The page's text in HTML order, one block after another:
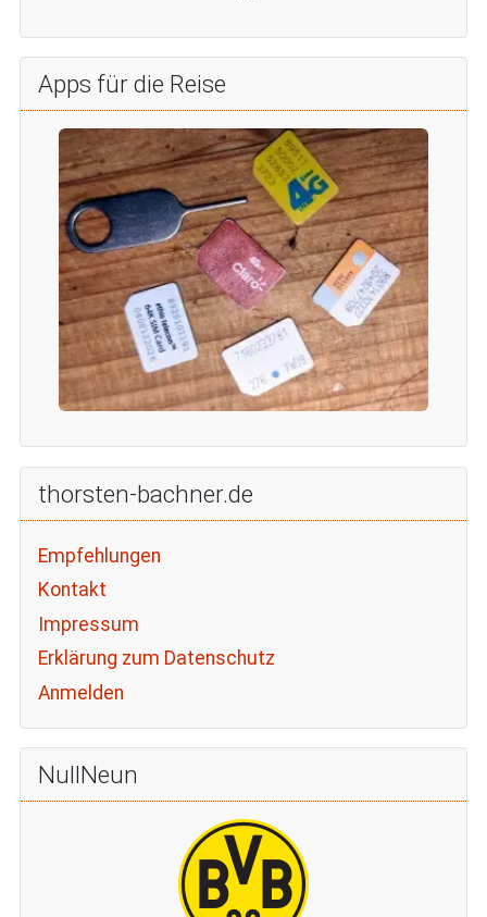
Apps für die Reise
thorsten-bachner.de
Empfehlungen
Kontakt
Impressum
Erklärung zum Datenschutz
Anmelden
NullNeun